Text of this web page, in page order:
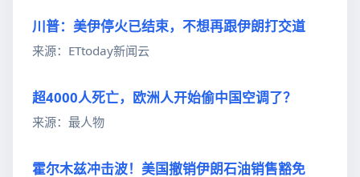
川普：美伊停火已结束，不想再跟伊朗打交道
来源：ETtoday新闻云
超4000人死亡，欧洲人开始偷中国空调了？
来源：最人物
霍尔木兹冲击波！美国撤销伊朗石油销售豁免